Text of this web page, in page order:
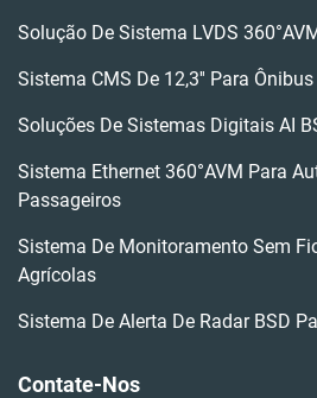
Solução De Sistema LVDS
Sistema CMS De 12,3'' Para Ônibus
Soluções De Sistemas Digitais AI
Sistema Ethernet 360°AVM Para
Passageiros
Sistema De Monitoramento Sem
Agrícolas
Sistema De Alerta De Radar BSD
Contate-Nos